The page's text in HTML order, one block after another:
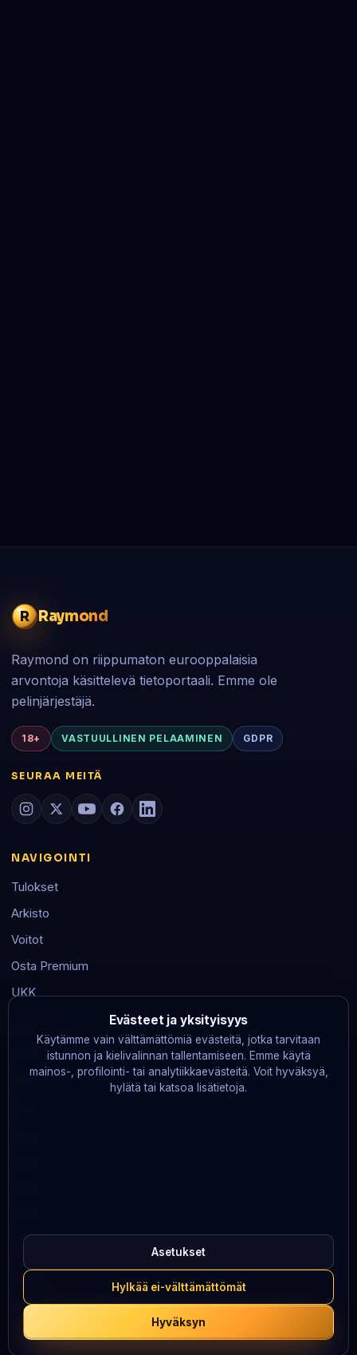
R Raymond
Raymond on riippumaton eurooppalaisia
arvontoja käsittelevä tietoportaali. Emme ole
pelinjärjestäjä.
18+ VASTUULLINEN PELAAMINEN GDPR
SEURAA MEITÄ
NAVIGOINTI
Tulokset
Arkisto
Voitot
Osta Premium
UKK
Vastuullinen pelaaminen
PELAA VASTUULLISESTI
Peluuri
BeGambleAware· 0808 8020 133
Evästeet ja yksityisyys
Käytämme vain välttämättömiä evästeitä, jotka tarvitaan
istunnon ja kielivalinnan tallentamiseen. Emme käytä
mainos-, profilointi- tai analytiikkaevästeitä. Voit hyväksyä,
hylätä tai katsoa lisätietoja.
Asetukset
Hylkää ei-välttämättömät
Hyväksyn